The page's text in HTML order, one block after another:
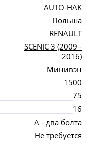
AUTO-HAK
Польша
RENAULT
SCENIC 3 (2009 -
2016)
Минивэн
1500
75
16
А - два болта
Не требуется